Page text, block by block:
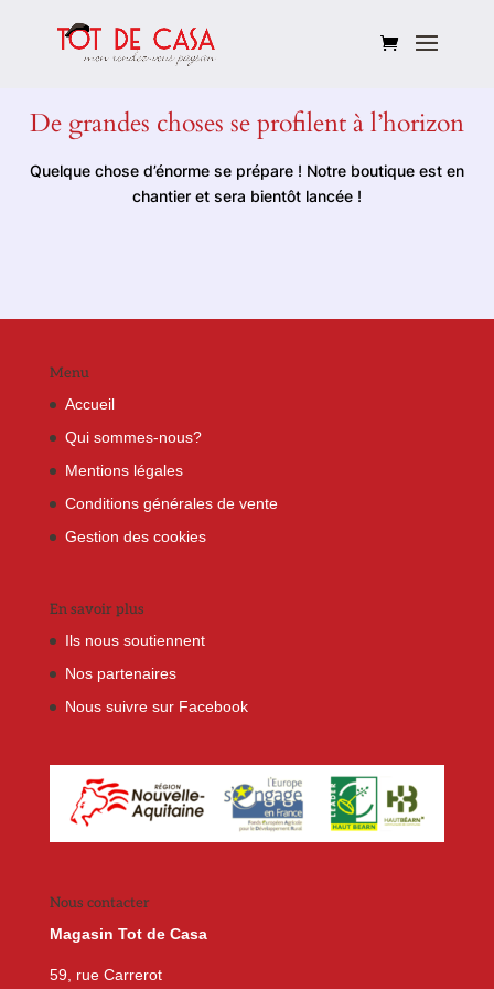
De grandes choses se profilent à l’horizon
Quelque chose d’énorme se prépare ! Notre boutique est en
chantier et sera bientôt lancée !
Menu
Accueil
Qui sommes-nous?
Mentions légales
Conditions générales de vente
Gestion des cookies
En savoir plus
Ils nous soutiennent
Nos partenaires
Nous suivre sur Facebook
Nous contacter
Magasin Tot de Casa
59, rue Carrerot